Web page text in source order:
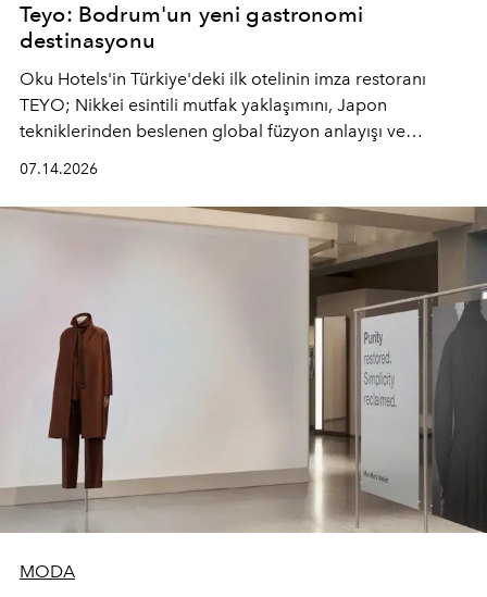
Teyo: Bodrum'un yeni gastronomi
destinasyonu
Oku Hotels'in Türkiye'deki ilk otelinin imza restoranı
TEYO; Nikkei esintili mutfak yaklaşımını, Japon
tekniklerinden beslenen global füzyon anlayışı ve
07.14.2026
MODA